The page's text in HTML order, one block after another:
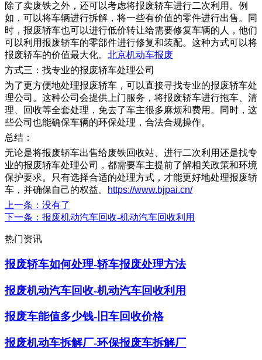
除了卖废铁之外，还可以考虑将报废轿车进行二次利用。例
如，可以将车辆进行拆解，将一些有价值的零件进行出售。同
时，报废轿车也可以进行低价转让给需要修复车辆的人，他们
可以利用报废轿车的零部件进行修复和装配。这种方式可以将
报废轿车的价值最大化。 北京机动车报废
方式三：找专业的报废轿车处理公司
为了更方便地处理报废轿车，可以直接寻找专业的报废轿车处
理公司。这种公司会提供上门服务，将报废轿车进行拖车、清
理、回收等全套处理，免去了车主很多麻烦和费用。同时，这
些公司也能确保车辆的环保处理，合法合规操作。
总结：
无论是将报废轿车出售给废铁回收站、进行二次利用还是找专
业的报废轿车处理公司，都需要车主提前了解相关政策和环境
保护要求。只有选择合适的处理方式，才能更好地处理报废轿
车，并确保自己的权益。
https://www.bjpai.cn/
上一条 ：没有了
下一条 ：报废机动汽车回收-机动汽车回收利用
热门资讯
报废轿车如何处理-轿车报废处理方法
报废机动汽车回收-机动汽车回收利用
报废车能值多少钱-旧车回收价格
报废机动车拆解厂-环保报废车拆解厂